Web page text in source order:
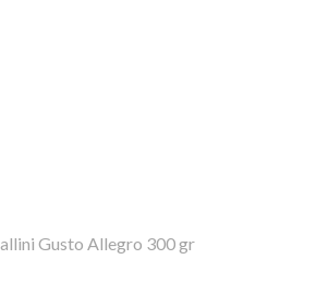
Gusto Allegro 300 gr